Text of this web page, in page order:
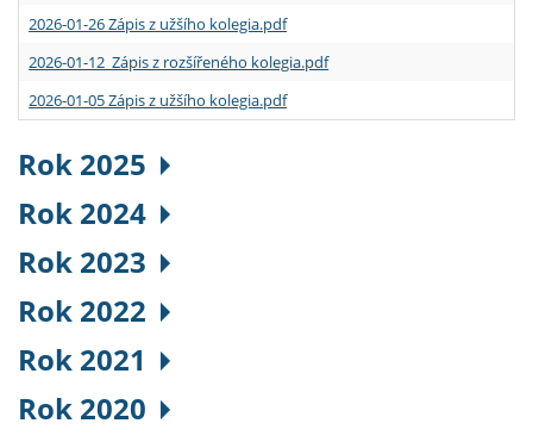
2026-01-26 Zápis z užšího kolegia.pdf
2026-01-12 Zápis z rozšířeného kolegia.pdf
2026-01-05 Zápis z užšího kolegia.pdf
Rok 2025
Rok 2024
Rok 2023
Rok 2022
Rok 2021
Rok 2020